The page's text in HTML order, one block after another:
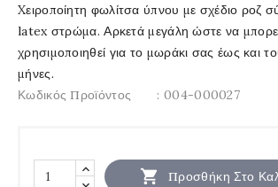
Xειροποίητη φωλίτσα ύπνου με σχέδιο ροζ
latex στρώμα. Αρκετά μεγάλη ώστε να
χρησιμοποιηθεί για το μωράκι σας έως και
μήνες.
Κωδικός Προϊόντος
: 004-000027
 Προσθήκη Στο